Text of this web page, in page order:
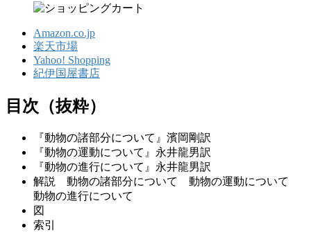
Amazon.co.jp
楽天市場
Yahoo! Shopping
紀伊国屋書店
目次（抜粋）
『動物の諸部分について』濱岡剛訳
『動物の運動について』永井龍男訳
『動物の進行について』永井龍男訳
解説 動物の諸部分について 動物の運動について
動物の進行について
図
索引